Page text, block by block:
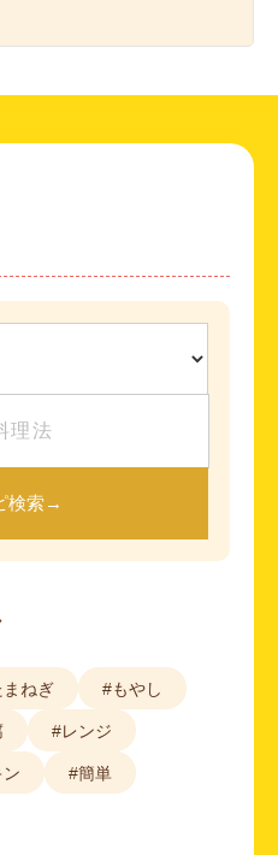
検索→
まねぎ #もやし
#レンジ
#簡単